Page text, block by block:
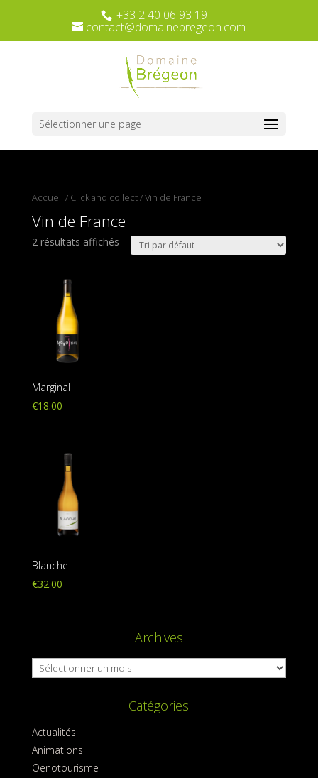
+33 2 40 06 93 19
contact@domainebregeon.com
Sélectionner une page
Accueil / Click and collect/ Vin de France
Vin de France
2 résultats affichés
Marginal
€18.00
Blanche
€32.00
Archives
Archives
Catégories
Actualités
Animations
Oenotourisme